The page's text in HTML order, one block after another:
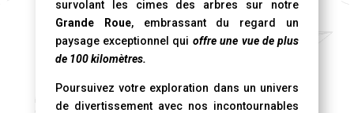
survolant les cimes des arbres sur notre
Grande Roue, embrassant du regard un
paysage exceptionnel qui offre une vue de plus
de 100 kilomètres.
Poursuivez votre exploration dans un univers
de divertissement avec nos incontournables